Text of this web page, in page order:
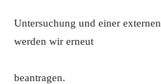
Untersuchung und einer
werden wir erneut
beantragen.